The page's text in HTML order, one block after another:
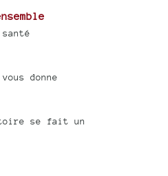
donne
se fait un